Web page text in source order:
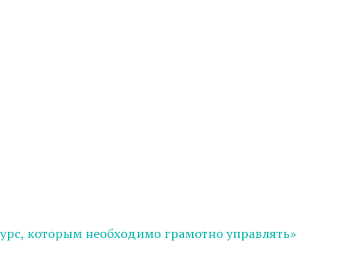
которым необходимо грамотно управлять»